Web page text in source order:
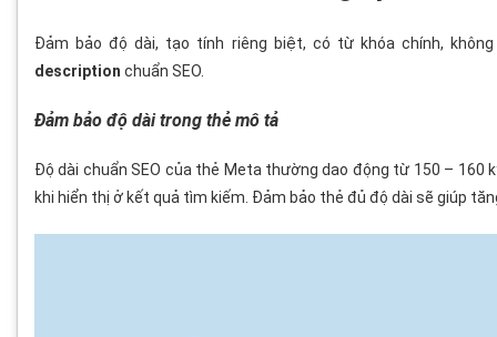
Đảm bảo độ dài, tạo tính riêng biệt, có từ khóa chính,
description chuẩn SEO.
Đảm bảo độ dài trong thẻ mô tả
Độ dài chuẩn SEO của thẻ Meta thường dao động từ 150 –
khi hiển thị ở kết quả tìm kiếm. Đảm bảo thẻ đủ độ dài sẽ giúp